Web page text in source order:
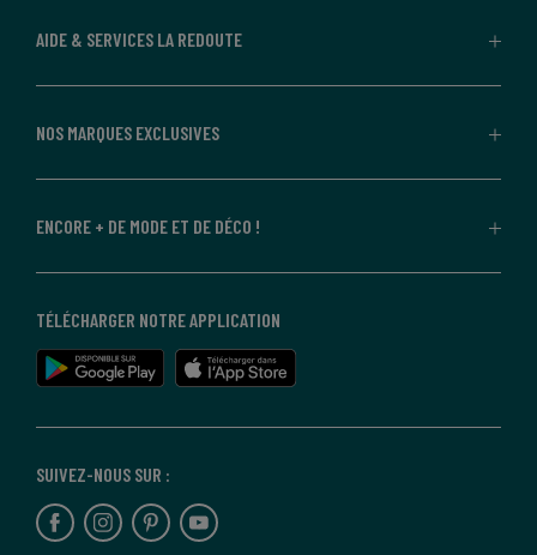
AIDE & SERVICES LA REDOUTE
NOS MARQUES EXCLUSIVES
ENCORE + DE MODE ET DE DÉCO !
SUIVEZ-NOUS SUR :
TÉLÉCHARGER NOTRE APPLICATION